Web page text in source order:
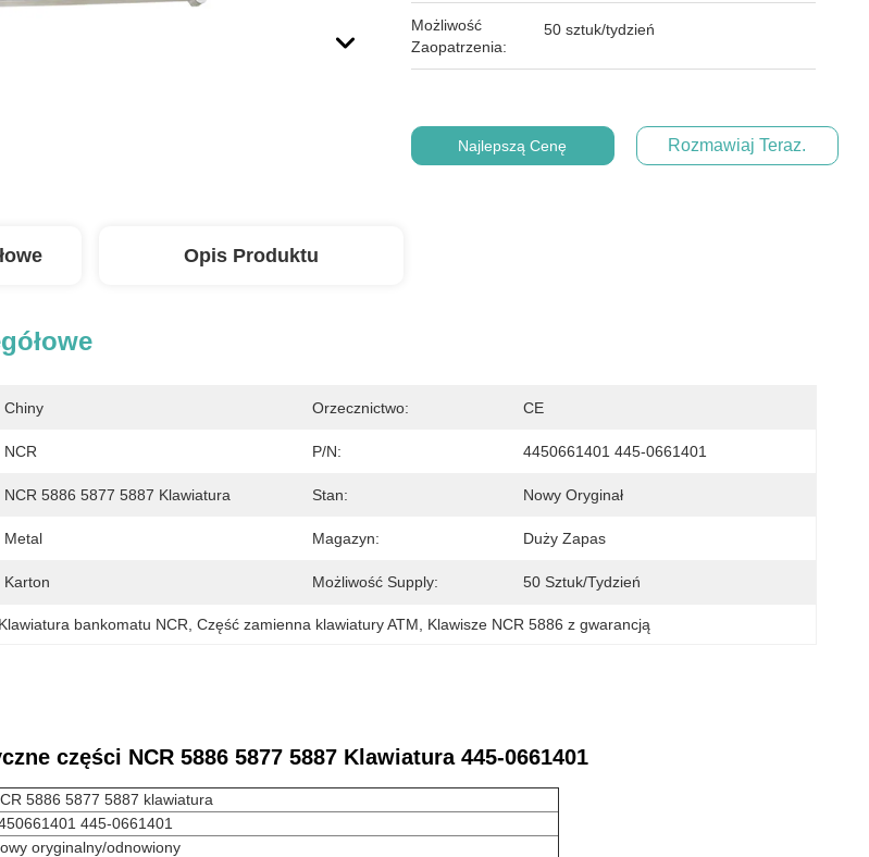
Możliwość
Zaopatrzenia:
50 sztuk/tydzień
Najlepszą Cenę Rozmawiaj Teraz.
Opis Produktu
Chiny Orzecznictwo: CE
NCR P/N: 4450661401 445-0661401
NCR 5886 5877 5887 Klawiatura Stan: Nowy Oryginał
Metal Magazyn: Duży Zapas
Karton Możliwość Supply: 50 Sztuk/tydzień
Klawiatura bankomatu NCR , Część zamienna klawiatury ATM Klawisze NCR 5886 z gwarancją
części NCR 5886 5877 5887 Klawiatura 445-0661401
5886 5877 5887 klawiatura
445-0661401
oryginalny/odnowiony